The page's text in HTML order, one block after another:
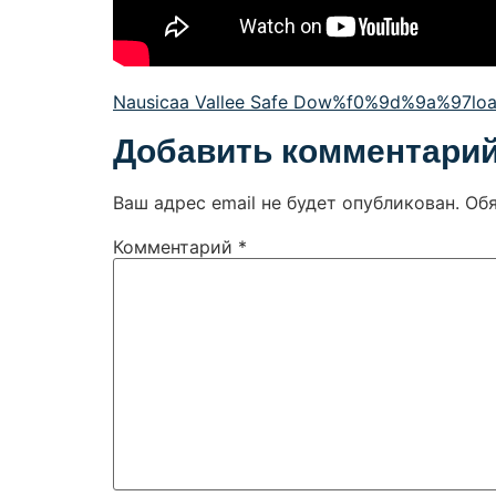
Nausicaa Vallee Safe
Добавить
Ваш адрес email не будет опубликован.
Комментарий *